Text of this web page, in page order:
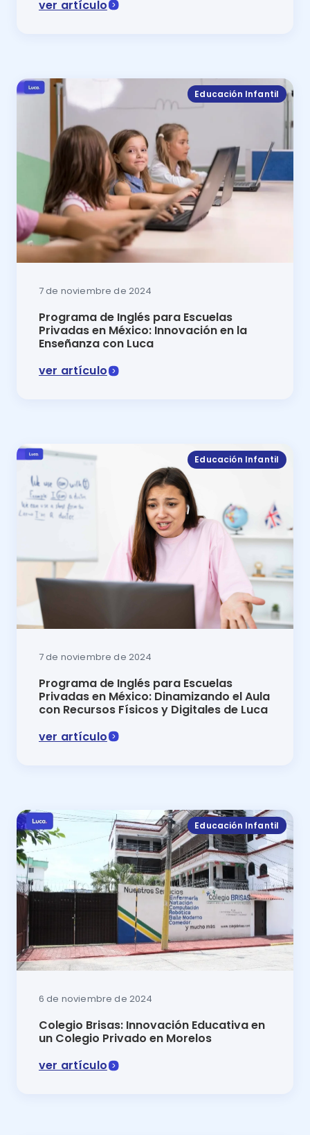
ver artículo
Educación Infantil
7 de noviembre de 2024
Programa de Inglés para Escuelas
Privadas en México: Innovación en la
Enseñanza con Luca
ver artículo
Educación Infantil
7 de noviembre de 2024
Programa de Inglés para Escuelas
Privadas en México: Dinamizando el Aula
con Recursos Físicos y Digitales de Luca
ver artículo
Educación Infantil
6 de noviembre de 2024
Colegio Brisas: Innovación Educativa en
un Colegio Privado en Morelos
ver artículo